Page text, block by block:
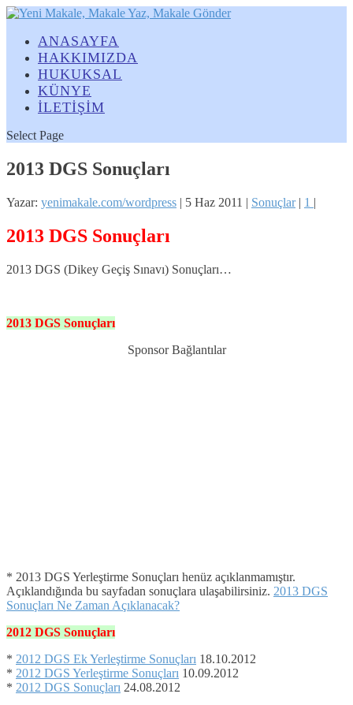
ANASAYFA
HAKKIMIZDA
HUKUKSAL
KÜNYE
İLETİŞİM
Select Page
2013 DGS Sonuçları
Yazar: yenimakale.com/wordpress | 5 Haz 2011 | Sonuçlar| 1 |
2013 DGS Sonuçları
2013 DGS (Dikey Geçiş Sınavı) Sonuçları…
2013 DGS Sonuçları
Sponsor Bağlantılar
* 2013 DGS Yerleştirme Sonuçları henüz açıklanmamıştır.
Açıklandığında bu sayfadan sonuçlara ulaşabilirsiniz. 2013 DGS
Sonuçları Ne Zaman Açıklanacak?
2012 DGS Sonuçları
* 2012 DGS Ek Yerleştirme Sonuçları 18.10.2012
* 2012 DGS Yerleştirme Sonuçları 10.09.2012
* 2012 DGS Sonuçları 24.08.2012